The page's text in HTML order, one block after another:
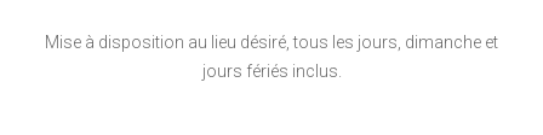
Mise à disposition au lieu désiré, tous les jours, dimanche et
jours fériés inclus.